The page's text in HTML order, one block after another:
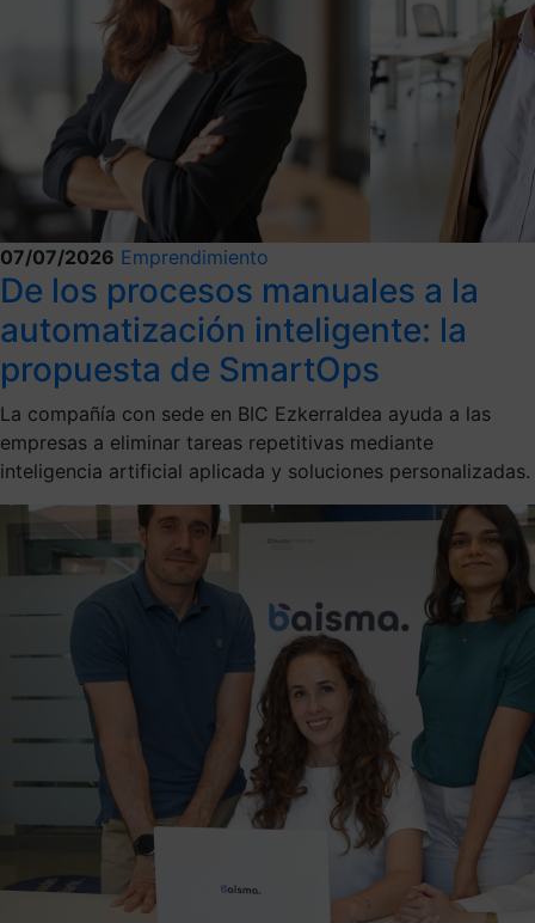
07/07/2026 Emprendimiento
De los procesos manuales a la
automatización inteligente: la
propuesta de SmartOps
La compañía con sede en BIC Ezkerraldea ayuda a las
empresas a eliminar tareas repetitivas mediante
inteligencia artificial aplicada y soluciones personalizadas.